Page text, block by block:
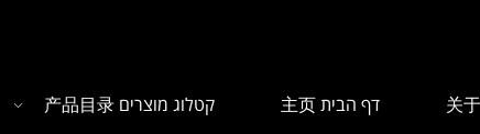
דף הבית 主页 קטלוג מוצרים 产品目录